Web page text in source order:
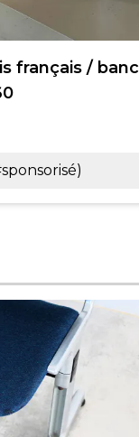
français / banc